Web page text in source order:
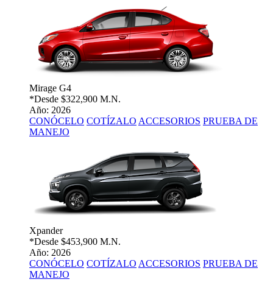
Mirage G4
*Desde $322,900 M.N.
Año: 2026
CONÓCELO COTÍZALO ACCESORIOS PRUEBA DE
MANEJO
Xpander
*Desde $453,900 M.N.
Año: 2026
CONÓCELO COTÍZALO ACCESORIOS PRUEBA DE
MANEJO